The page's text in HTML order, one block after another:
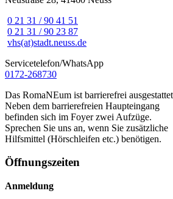
0 21 31 / 90 41 51
0 21 31 / 90 23 87
vhs(at)stadt.neuss.de
Servicetelefon/WhatsApp
0172-268730
Das RomaNEum ist barrierefrei
Neben dem barrierefreien Haupteingang
befinden sich im Foyer zwei Aufzüge.
Sprechen Sie uns an, wenn Sie zusätzliche
Hilfsmittel (Hörschleifen etc.) benötigen.
Öffnungszeiten
Anmeldung